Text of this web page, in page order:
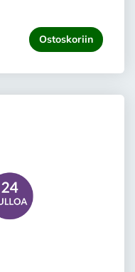
Ostoskoriin